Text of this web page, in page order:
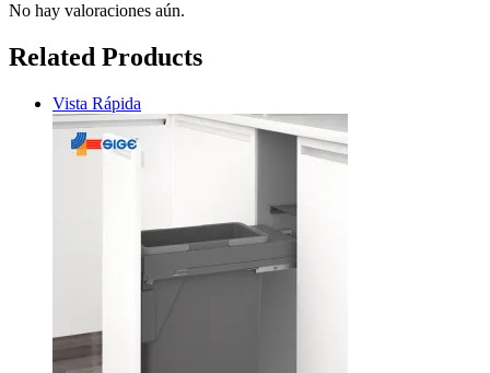
No hay valoraciones aún.
Related Products
Vista Rápida